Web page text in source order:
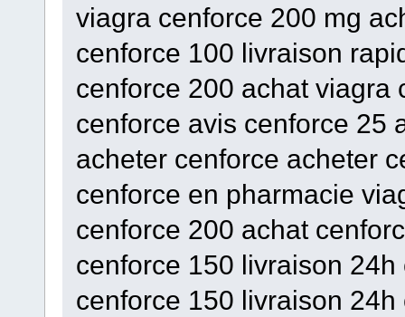
viagra cenforce 200 mg
cenforce 100 livraison
cenforce 200 achat viagra
cenforce avis cenforce 25
acheter cenforce acheter
cenforce en pharmacie
cenforce 200 achat
cenforce 150 livraison
cenforce 150 livraison